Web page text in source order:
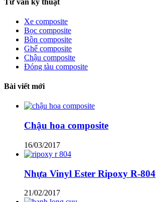
Xe composite
Bọc composite
Bồn composite
Ghế composite
Chậu composite
Đóng tàu composite
Bài viết mới
Chậu hoa composite
16/03/2017
Nhựa Vinyl Ester Ripoxy R-804
21/02/2017